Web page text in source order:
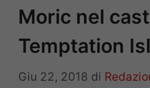
Moric nel
Temptation
Giu 22, 2018 di